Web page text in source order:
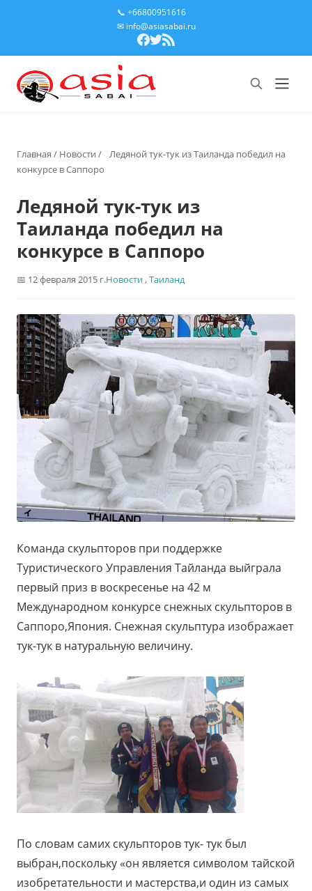
📞 +66800951616
✉ info@asiasabai.ru
Главная / Новости /
Ледяной тук-тук из Таиланда победил на
конкурсе в Саппоро
Ледяной тук-тук из
Таиланда победил на
конкурсе в Саппоро
12 февраля 2015 г.Новости,Таиланд
Команда скульпторов при поддержке
Туристического Управления Тайланда выйграла
первый приз в воскресенье на 42 м
Международном конкурсе снежных скульпторов в
Саппоро,Япония. Снежная скульптура изображает
тук-тук в натуральную величину.
По словам самих скульпторов тук- тук был
выбран,поскольку «он является символом тайской
изобретательности и мастерства,и один из самых